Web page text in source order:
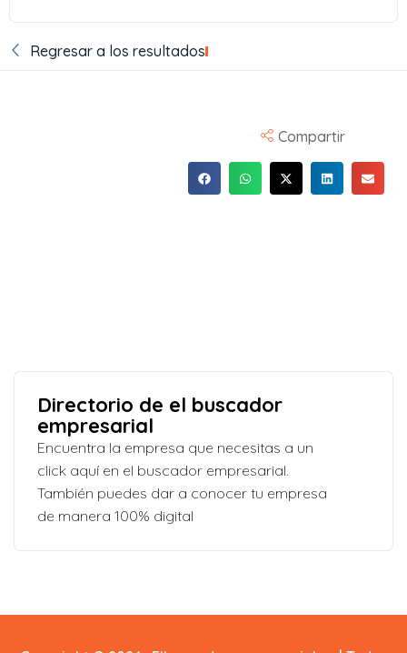
Regresar a los resultados
Compartir
Directorio de el buscador
empresarial
Encuentra la empresa que necesitas a un
click aquí en el buscador empresarial.
También puedes dar a conocer tu empresa
de manera 100% digital